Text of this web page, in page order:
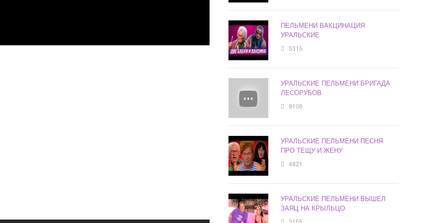
ПЕЛЬМЕНИ ВАКЦИНАЦИЯ
УРАЛЬСКИЕ
5315
УРАЛЬСКИЕ ПЕЛЬМЕНИ БРИГАДА
ЛЕСОРУБОВ
9106
УРАЛЬСКИЕ ПЕЛЬМЕНИ ПЕСНЯ
ПРО ТЕЩУ И ЖЕНУ
4821
УРАЛЬСКИЕ ПЕЛЬМЕНИ ВЫШЕЛ
ЗАЯЦ НА КРЫЛЬЦО